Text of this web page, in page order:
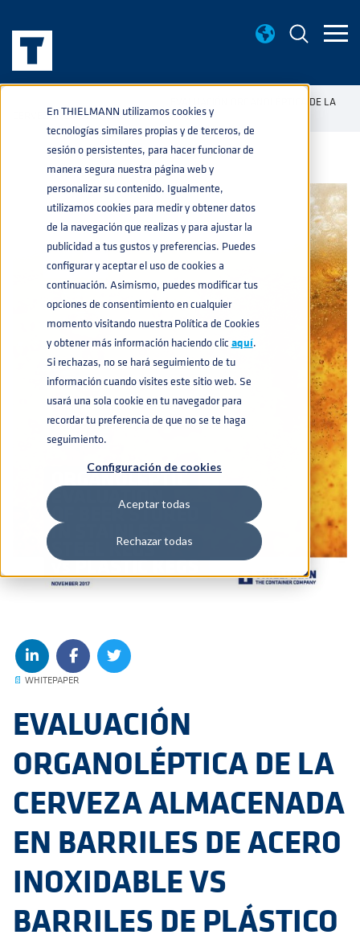
En THIELMANN utilizamos cookies y
tecnologías similares propias y de terceros, de
sesión o persistentes, para hacer funcionar de
manera segura nuestra página web y
personalizar su contenido. Igualmente,
utilizamos cookies para medir y obtener datos
de la navegación que realizas y para ajustar la
publicidad a tus gustos y preferencias. Puedes
configurar y aceptar el uso de cookies a
continuación. Asimismo, puedes modificar tus
opciones de consentimiento en cualquier
momento visitando nuestra Política de Cookies
y obtener más información haciendo clic aquí.
Si rechazas, no se hará seguimiento de tu
información cuando visites este sitio web. Se
usará una sola cookie en tu navegador para
recordar tu preferencia de que no se te haga
seguimiento.
Configuración de cookies
Aceptar todas
Rechazar todas
EVALUACIÓN ORGANOLÉPTICA DE LA
CERVEZA ALMACENADA
📄 WHITEPAPER
EVALUACIÓN
ORGANOLÉPTICA DE LA
CERVEZA ALMACENADA
EN BARRILES DE ACERO
INOXIDABLE VS
BARRILES DE PLÁSTICO